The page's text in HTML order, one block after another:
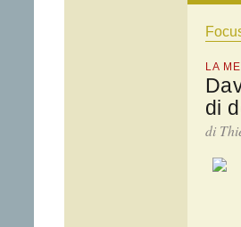
LA
di
di